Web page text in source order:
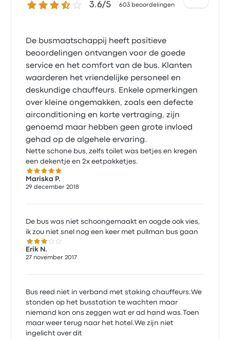
3.6 van de 5 sterren
3.6/5 603 beoordelingen
De busmaatschappij heeft positieve
beoordelingen ontvangen voor de goede
service en het comfort van de bus. Klanten
waarderen het vriendelijke personeel en
deskundige chauffeurs. Enkele opmerkingen
over kleine ongemakken, zoals een defecte
airconditioning en korte vertraging, zijn
genoemd maar hebben geen grote invloed
gehad op de algehele ervaring.
Nette schone bus, zelfs toilet was betjes en kregen
een dekentje en 2x eetpakketjes.
5.0 van de 5 sterren
Mariska P.
29 december 2018
De bus was niet schoongemaakt en oogde ook vies,
ik zou niet snel nog een keer met pullman bus gaan
3.0 van de 5 sterren
Erik N.
27 november 2017
Bus reed niet in verband met staking chauffeurs.We
stonden op het busstation te wachten maar
niemand kon ons zeggen wat er ad hand was.Toen
maar weer terug naar het hotel.We zijn niet
ingelicht over dit